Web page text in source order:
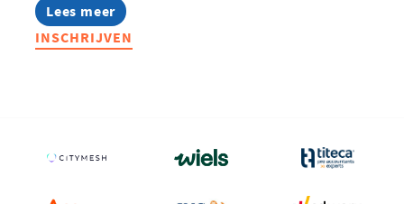
Lees meer
about
Lerend
Netwerk
INSCHRIJVEN